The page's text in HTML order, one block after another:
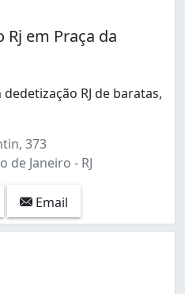
Rj em Praça da
RJ de baratas,
373
de Janeiro - RJ
Email